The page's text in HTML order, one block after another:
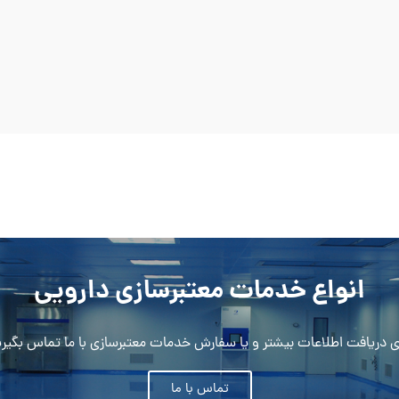
انواع خدمات معتبرسازی دارویی
دریافت اطلاعات بیشتر و یا سفارش خدمات معتبرسازی با ما تماس
تماس با ما